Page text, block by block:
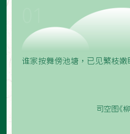
谁家按舞傍池塘，已见繁枝嫩
司空图《